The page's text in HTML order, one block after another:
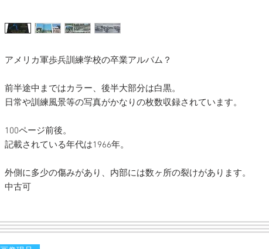
アメリカ軍歩兵訓練学校の卒業アルバム？
前半途中まではカラー、後半大部分は白黒。
日常や訓練風景等の写真がかなりの枚数収録されています。
100ページ前後。
記載されている年代は1966年。
外側に多少の傷みがあり、内部には数ヶ所の裂けがあります。
中古可